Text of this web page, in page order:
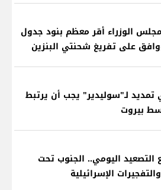
الوزراء أقر معظم بنود جدول
على تفريغ شحنتي البنزين
تمديد لـ"سوليدير" يجب أن يرتبط
بيروت
اليومي.. الجنوب تحت
الإسرائيلية